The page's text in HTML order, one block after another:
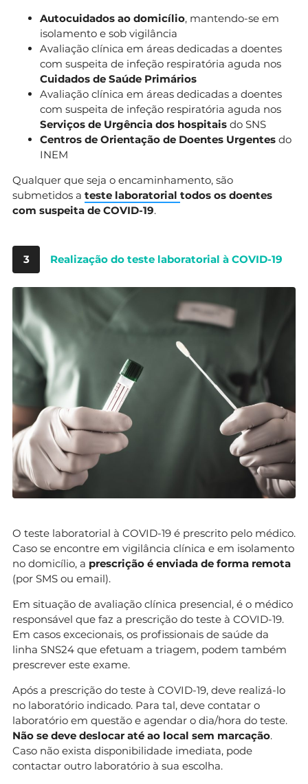
Autocuidados ao domicílio, mantendo-se em
isolamento e sob vigilância
Avaliação clínica em áreas dedicadas a doentes
com suspeita de infeção respiratória aguda nos
Cuidados de Saúde Primários
Avaliação clínica em áreas dedicadas a doentes
com suspeita de infeção respiratória aguda nos
Serviços de Urgência dos hospitais do SNS
Centros de Orientação de Doentes Urgentes do
INEM
Qualquer que seja o encaminhamento, são
submetidos a teste laboratorial todos os doentes
com suspeita de COVID-19.
3 Realização do teste laboratorial à COVID-19
O teste laboratorial à COVID-19 é prescrito pelo médico.
Caso se encontre em vigilância clínica e em isolamento
no domicílio, a prescrição é enviada de forma remota
(por SMS ou email).
Em situação de avaliação clínica presencial, é o médico
responsável que faz a prescrição do teste à COVID-19.
Em casos excecionais, os profissionais de saúde da
linha SNS24 que efetuam a triagem, podem também
prescrever este exame.
Após a prescrição do teste à COVID-19, deve realizá-lo
no laboratório indicado. Para tal, deve contatar o
laboratório em questão e agendar o dia/hora do teste.
Não se deve deslocar até ao local sem marcação.
Caso não exista disponibilidade imediata, pode
contactar outro laboratório à sua escolha.